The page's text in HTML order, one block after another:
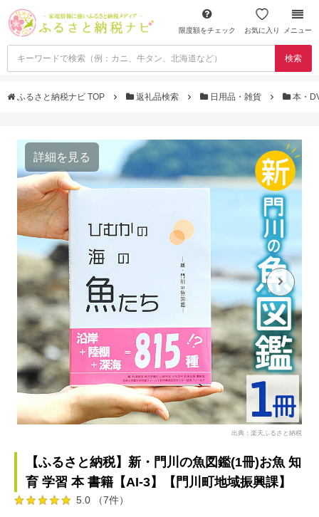
限度額をチェック お気に入り メニュー
検索
ふるさと納税ナビ TOP 返礼品検索 日用品・雑貨 本・
詳細を見る
出典：楽天ふるさと納税
【ふるさと納税】新・門川の魚図鑑(1冊)お魚 知
育 学習 本 書籍【AI-3】【門川町地域振興課】
5.0 （7件）